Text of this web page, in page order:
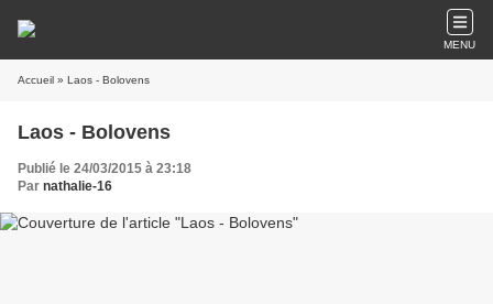
MENU
Accueil » Laos - Bolovens
Laos - Bolovens
Publié le 24/03/2015 à 23:18
Par nathalie-16